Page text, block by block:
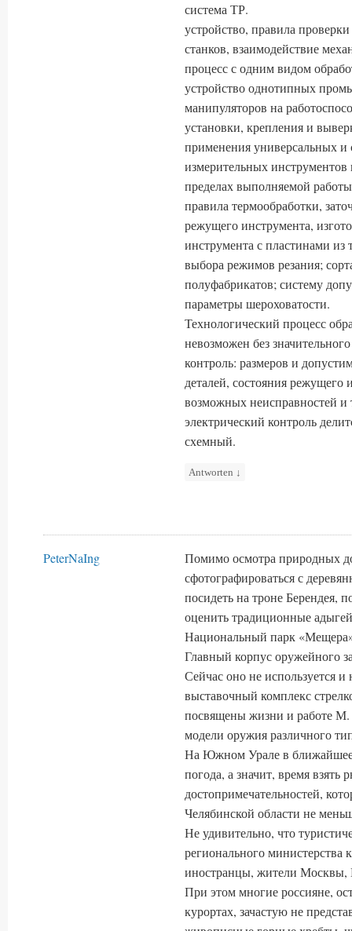
система ТР.
устройство, правила
станков, взаимодействие
процесс с одним видом
устройство однотипных
манипуляторов на
установки, крепления и
применения универсальных
измерительных
пределах выполняемой
правила термообработки,
режущего инструмента,
инструмента с пластинами
выбора режимов резания;
полуфабрикатов; систему
параметры шероховатости.
Технологический процесс
невозможен без
контроль: размеров и
деталей, состояния
возможных неисправностей
электрический контроль
схемный.
Antworten ↓
PeterNaIng
Помимо осмотра природных
сфотографироваться с
посидеть на троне Берендея,
оценить традиционные
Национальный парк
Главный корпус оружейного
Сейчас оно не используется
выставочный комплекс
посвящены жизни и работе М.
модели оружия различного
На Южном Урале в ближайшее
погода, а значит, время взять
достопримечательностей,
Челябинской области не
Не удивительно, что
регионального министерства
иностранцы, жители Москвы,
При этом многие россияне,
курортах, зачастую не